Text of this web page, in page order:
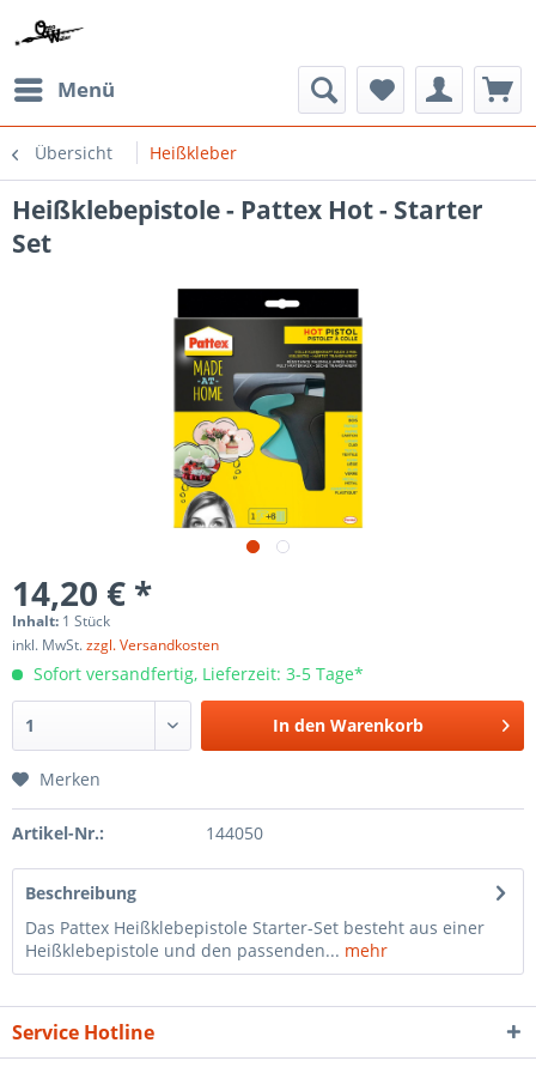
Menü
Übersicht Heißkleber
Heißklebepistole - Pattex Hot - Starter
Set
14,20 € *
Inhalt: 1 Stück
inkl. MwSt.zzgl. Versandkosten
Sofort versandfertig, Lieferzeit: 3-5 Tage*
In den Warenkorb
Merken
Artikel-Nr.: 144050
Beschreibung
Das Pattex Heißklebepistole Starter-Set besteht aus einer
Heißklebepistole und den passenden... mehr
Service Hotline